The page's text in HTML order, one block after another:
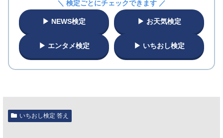
＼ 検定ごとにチェックできます ／
▶ NEWS検定 ▶ お天気検定
▶ エンタメ検定 ▶ いちおし検定
いちおし検定 答え